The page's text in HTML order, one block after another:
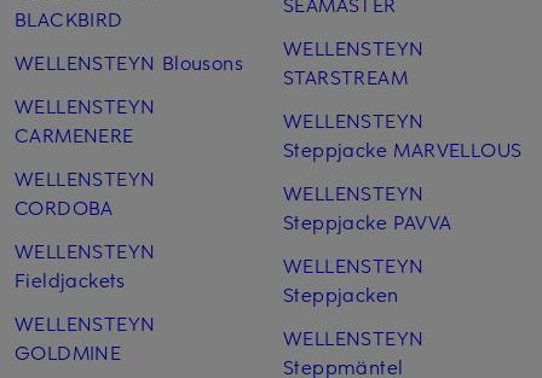
BLACKBIRD
WELLENSTEYN Blousons
WELLENSTEYN
CARMENERE
WELLENSTEYN
CORDOBA
WELLENSTEYN
Fieldjackets
WELLENSTEYN
GOLDMINE
WELLENSTEYN
STARSTREAM
WELLENSTEYN
Steppjacke MARVELLOUS
WELLENSTEYN
Steppjacke PAVVA
WELLENSTEYN
Steppjacken
WELLENSTEYN
Steppmäntel